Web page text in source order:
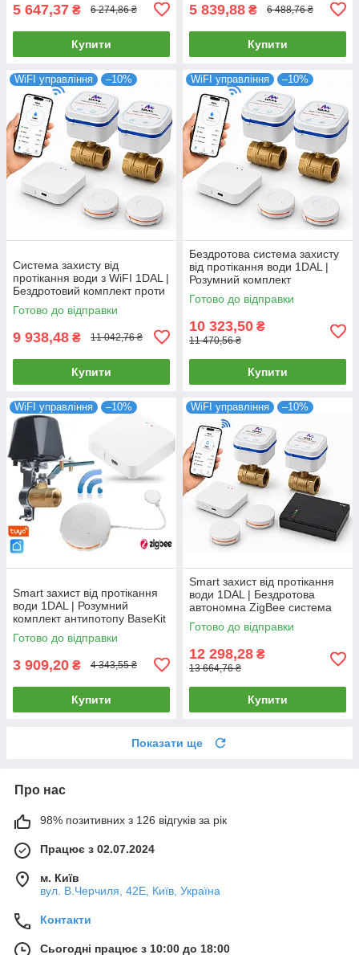
5 647,37 ₴ 6 274,86 ₴
Купити
5 839,88 ₴ 6 488,76 ₴
Купити
WiFI управління –10%
Система захисту від
протікання води з WiFI 1DAL |
Бездротовий комплект проти
потопу MaxKit 1/2" (MXKT12)
Готово до відправки
9 938,48 ₴ 11 042,76 ₴
Купити
WiFI управління –10%
Бездротова система захисту
від протікання води 1DAL |
Розумний комплект
антипотопу MaxKit 3/4"
(MXKT34)
Готово до відправки
10 323,50 ₴
11 470,56 ₴
Купити
WiFI управління –10%
Smart захист від протікання
води 1DAL | Розумний
комплект антипотопу BaseKit
(BSKT.ZB)
Готово до відправки
3 909,20 ₴ 4 343,55 ₴
Купити
WiFI управління –10%
Smart захист від протікання
води 1DAL | Бездротова
автономна ZigBee система
проти потопу ProfiKit 1/2" |
APP "Tuya"
Готово до відправки
12 298,28 ₴
13 664,76 ₴
Купити
Показати ще
Про нас
98% позитивних з 126 відгуків за рік
Працює з 02.07.2024
м. Київ
вул. В.Черчиля, 42Е, Київ, Україна
Контакти
Сьогодні працює з 10:00 до 18:00